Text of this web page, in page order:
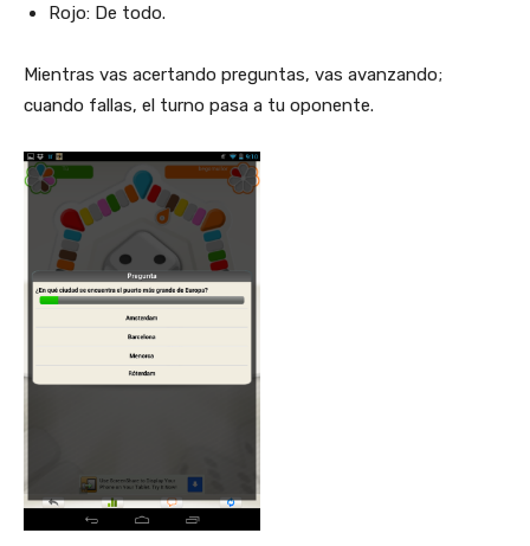
Rojo: De todo.
Mientras vas acertando preguntas, vas avanzando;
cuando fallas, el turno pasa a tu oponente.